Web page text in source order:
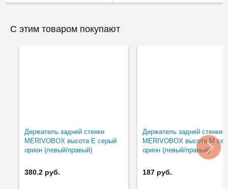
С этим товаром покупают
Держатель задней стенки
MERIVOBOX высота E серый
орион (левый/правый)
380.2 руб.
Держатель задней стенки
MERIVOBOX высота M
орион (левый/правый)
187 руб.